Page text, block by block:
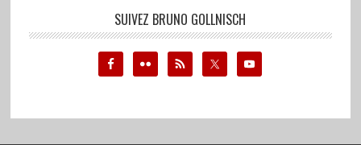
SUIVEZ BRUNO GOLLNISCH